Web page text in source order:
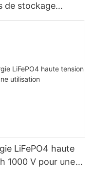
de stockage
LiFePO4 haute
1000 V pour une